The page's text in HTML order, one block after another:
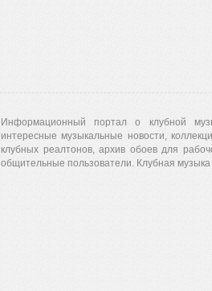
Информационный портал о клубной
интересные музыкальные новости,
клубных реалтонов, архив обоев для
общительные пользователи. Клубная музыка